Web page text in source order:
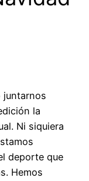
juntarnos
la
Ni siquiera
deporte que
Hemos